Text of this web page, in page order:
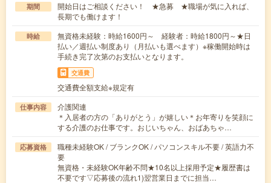
期間
開始日はご相談ください！ ★急募 ★職場が気に入れば、
長期でも働けます！
時給
無資格未経験：時給1600円～ 経験者：時給1800円～★日
払い／週払い制度あり（月払いも選べます）※稼働開始時は
手続き完了次第のお支払いとなります。
交通費
交通費全額支給※規定有
仕事内容
介護関連
＊入居者の方の「ありがとう」が嬉しい＊お年寄りを笑顔に
する介護のお仕事です。おじいちゃん、おばあちゃ…
応募資格
職種未経験OK / ブランクOK / パソコンスキル不要 / 英語力不
要
無資格・未経験OK年齢不問★10名以上採用予定★履歴書は
不要です▽応募後の流れ1)翌営業日までに担当…